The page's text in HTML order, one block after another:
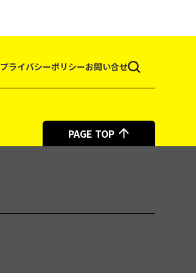
プライバシーポリシーお問い合せ
PAGE TOP